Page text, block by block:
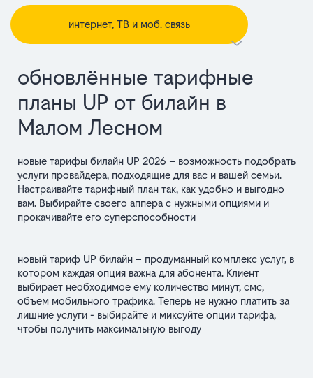
интернет, ТВ и моб. связь
обновлённые тарифные
планы UP от билайн в
Малом Лесном
новые тарифы билайн UP 2026 – возможность подобрать
услуги провайдера, подходящие для вас и вашей семьи.
Настраивайте тарифный план так, как удобно и выгодно
вам. Выбирайте своего аппера с нужными опциями и
прокачивайте его суперспособности
новый тариф UP билайн – продуманный комплекс услуг, в
котором каждая опция важна для абонента. Клиент
выбирает необходимое ему количество минут, смс,
объем мобильного трафика. Теперь не нужно платить за
лишние услуги - выбирайте и миксуйте опции тарифа,
чтобы получить максимальную выгоду